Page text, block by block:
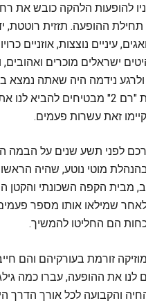
להופעות הלהקה כובש את
ההופעה. תזזית רוטטת,
עיניים נוצצות, אוזניים
ישראלים מוכרים ואהובים,
נידמה היה שאתה נמצא
אביבי. חברי להקת "רם 2" מבטיחים
זאת עשרות פעמים.
לפני תשע שנים על הבמה
מוטי נוטע, שהיה
מבית הקפה השכונתי והקטן
שמילאו אותו מספר
הם החליטו להמשיך.
2", שהמוזיקה זורמת בעורקיהם והם
את ההופעה, עברו כמה
והקבועה לכל אורך הדרך